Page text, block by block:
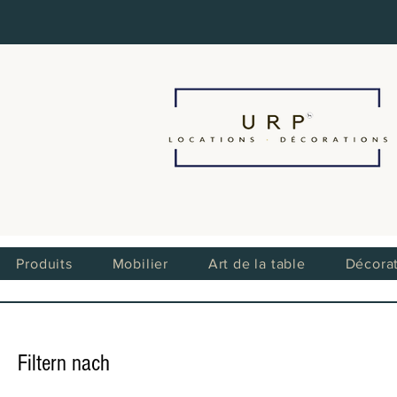
Produits Mobilier Art de la table
Filtern nach